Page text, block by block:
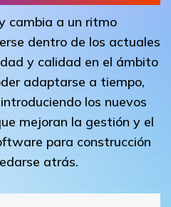
cambia a un ritmo
dentro de los actuales
y calidad en el ámbito
adaptarse a tiempo,
los nuevos
mejoran la gestión y el
para construcción
atrás.